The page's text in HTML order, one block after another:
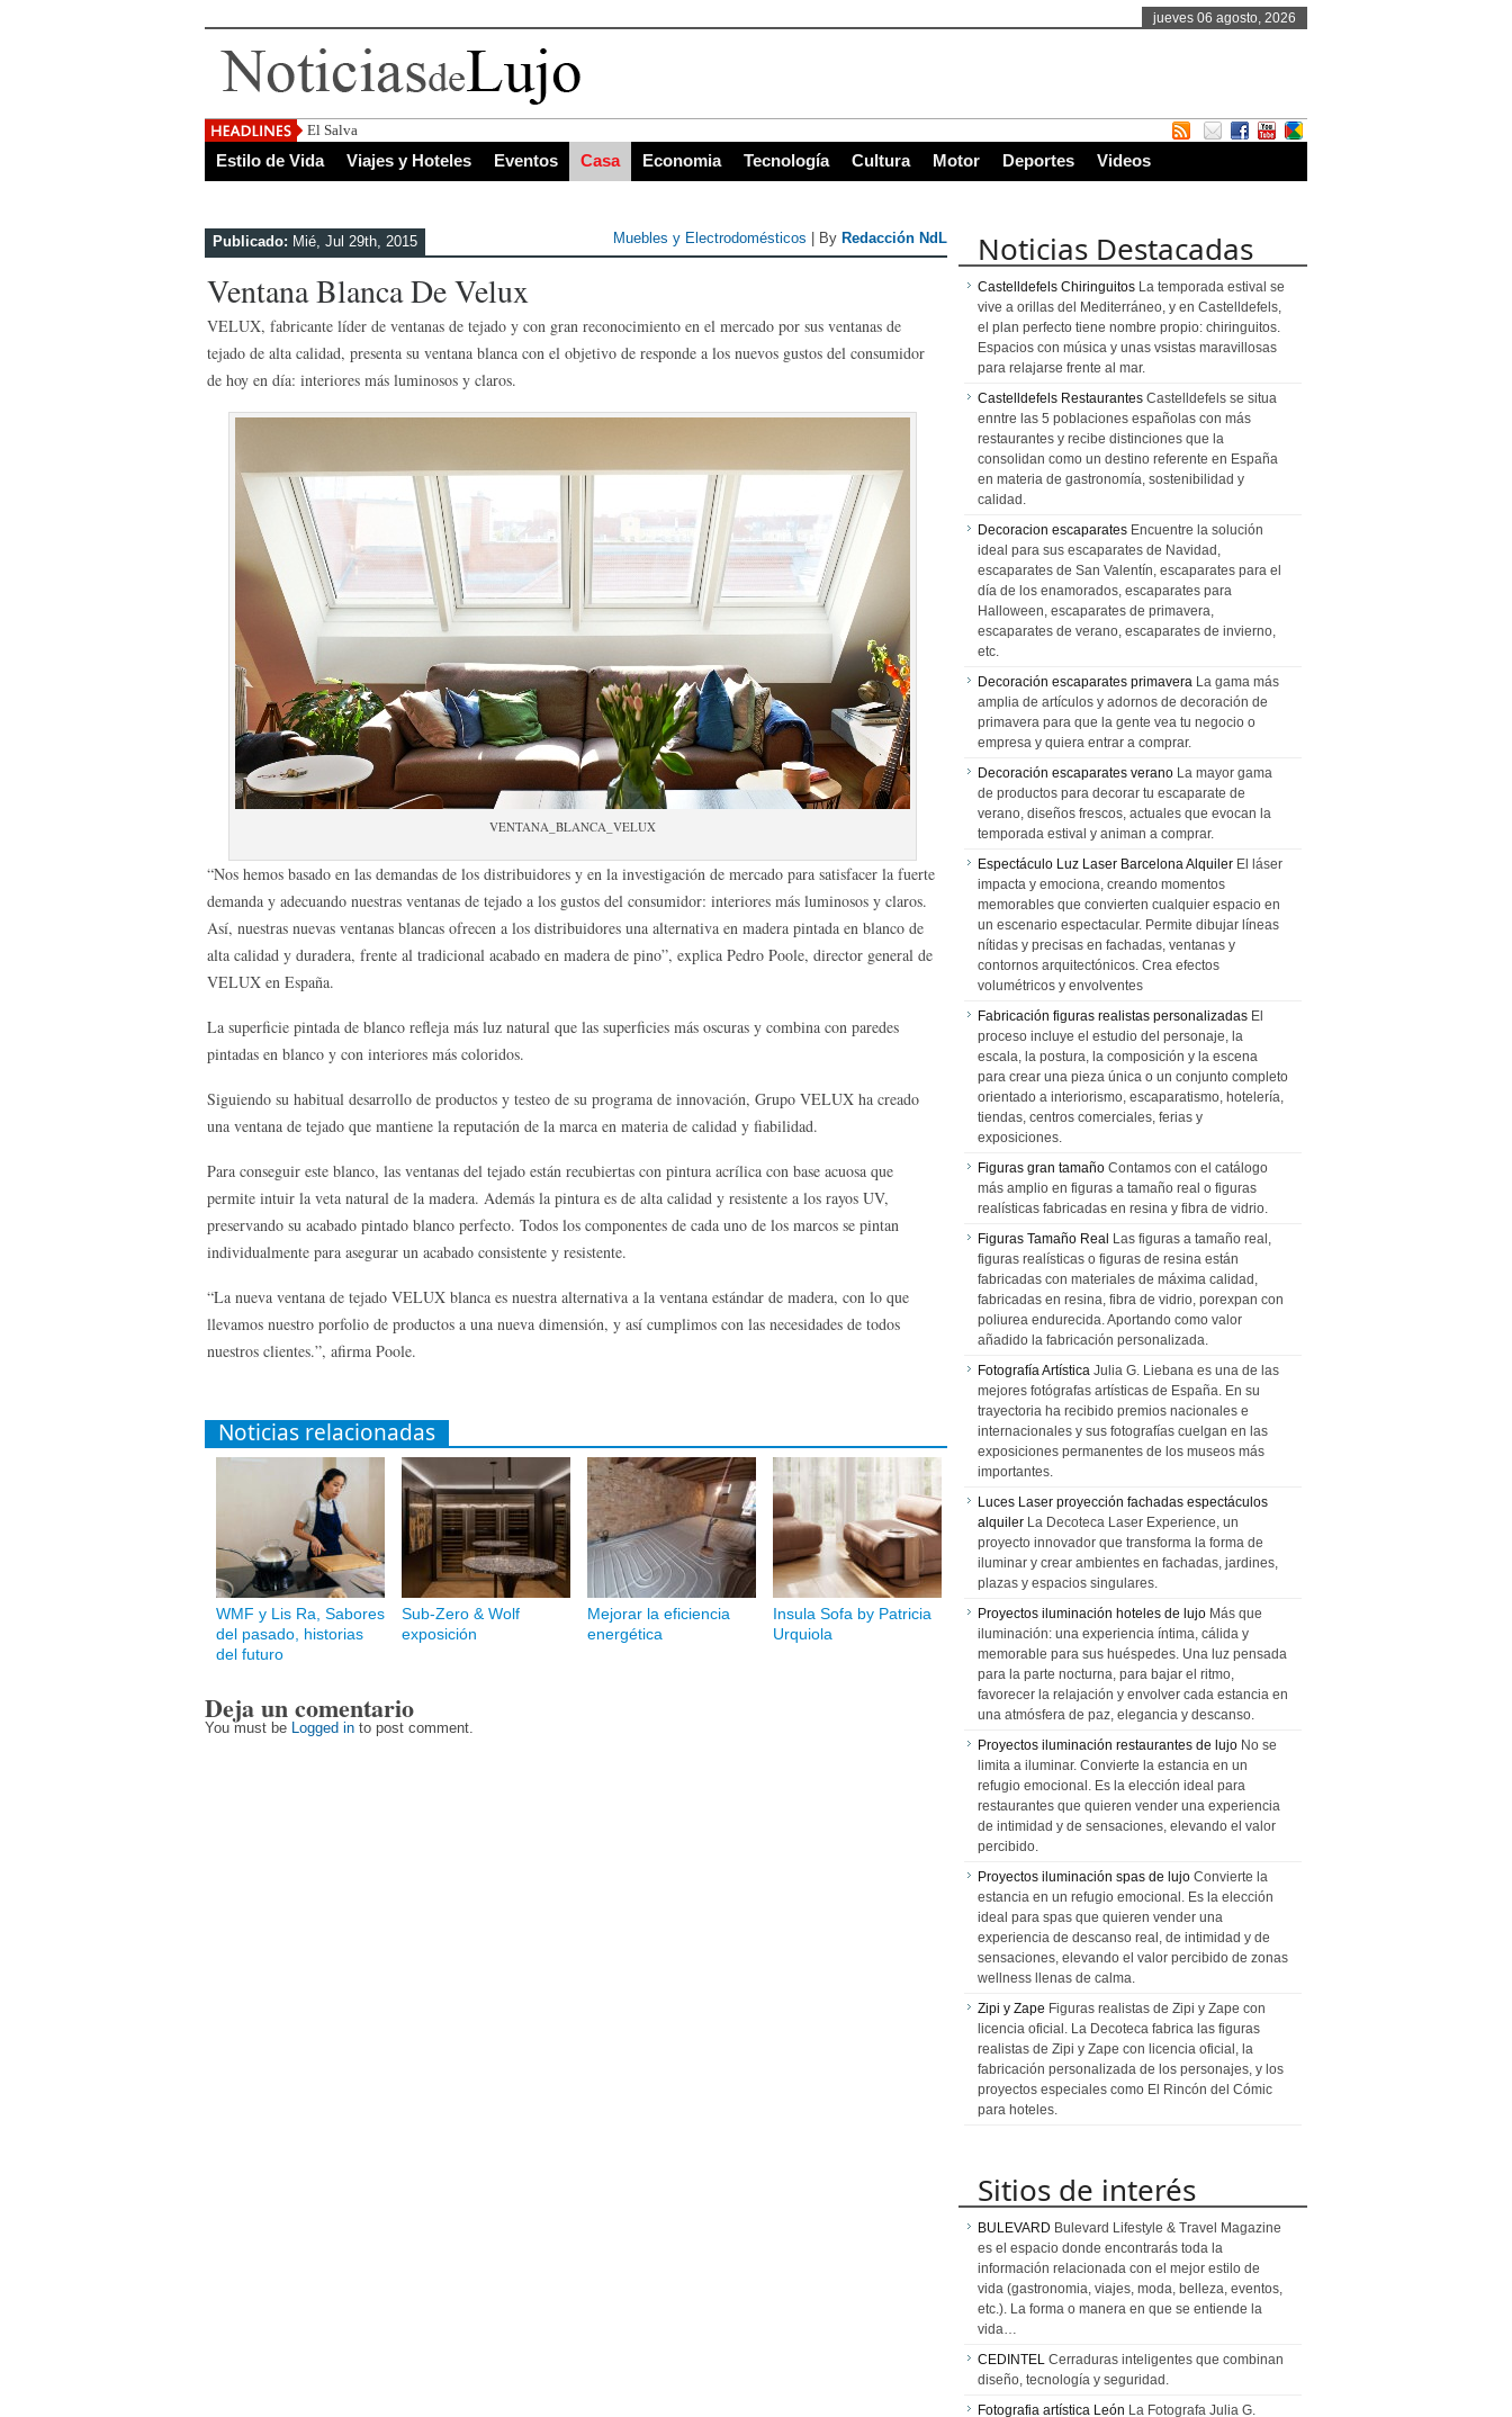
jueves 06 agosto, 2026
El Salvador, uno de los destinos con
Estilo de Vida Viajes y Hoteles Eventos Casa Economia Tecnología Cultura Motor Deportes Videos
Publicado: Mié, Jul 29th, 2015 Muebles y Electrodomésticos | By Redacción NdL
Ventana Blanca De Velux
VELUX, fabricante líder de ventanas de tejado y con gran reconocimiento en el mercado por sus ventanas de
tejado de alta calidad, presenta su ventana blanca con el objetivo de responde a los nuevos gustos del consumidor
de hoy en día: interiores más luminosos y claros.
VENTANA_BLANCA_VELUX
“Nos hemos basado en las demandas de los distribuidores y en la investigación de mercado para satisfacer la fuerte
demanda y adecuando nuestras ventanas de tejado a los gustos del consumidor: interiores más luminosos y claros.
Así, nuestras nuevas ventanas blancas ofrecen a los distribuidores una alternativa en madera pintada en blanco de
alta calidad y duradera, frente al tradicional acabado en madera de pino”, explica Pedro Poole, director general de
VELUX en España.
La superficie pintada de blanco refleja más luz natural que las superficies más oscuras y combina con paredes
pintadas en blanco y con interiores más coloridos.
Siguiendo su habitual desarrollo de productos y testeo de su programa de innovación, Grupo VELUX ha creado
una ventana de tejado que mantiene la reputación de la marca en materia de calidad y fiabilidad.
Para conseguir este blanco, las ventanas del tejado están recubiertas con pintura acrílica con base acuosa que
permite intuir la veta natural de la madera. Además la pintura es de alta calidad y resistente a los rayos UV,
preservando su acabado pintado blanco perfecto. Todos los componentes de cada uno de los marcos se pintan
individualmente para asegurar un acabado consistente y resistente.
“La nueva ventana de tejado VELUX blanca es nuestra alternativa a la ventana estándar de madera, con lo que
llevamos nuestro porfolio de productos a una nueva dimensión, y así cumplimos con las necesidades de todos
nuestros clientes.”, afirma Poole.
Noticias relacionadas
WMF y Lis Ra, Sabores
del pasado, historias
del futuro
Sub-Zero & Wolf
exposición
Mejorar la eficiencia
energética
Insula Sofa by Patricia
Urquiola
Deja un comentario
You must be Logged in to post comment.
Noticias Destacadas
Castelldefels Chiringuitos La temporada estival se
vive a orillas del Mediterráneo, y en Castelldefels,
el plan perfecto tiene nombre propio: chiringuitos.
Espacios con música y unas vsistas maravillosas
para relajarse frente al mar.
Castelldefels Restaurantes Castelldefels se situa
enntre las 5 poblaciones españolas con más
restaurantes y recibe distinciones que la
consolidan como un destino referente en España
en materia de gastronomía, sostenibilidad y
calidad.
Decoracion escaparates Encuentre la solución
ideal para sus escaparates de Navidad,
escaparates de San Valentín, escaparates para el
día de los enamorados, escaparates para
Halloween, escaparates de primavera,
escaparates de verano, escaparates de invierno,
etc.
Decoración escaparates primavera La gama más
amplia de artículos y adornos de decoración de
primavera para que la gente vea tu negocio o
empresa y quiera entrar a comprar.
Decoración escaparates verano La mayor gama
de productos para decorar tu escaparate de
verano, diseños frescos, actuales que evocan la
temporada estival y animan a comprar.
Espectáculo Luz Laser Barcelona Alquiler El láser
impacta y emociona, creando momentos
memorables que convierten cualquier espacio en
un escenario espectacular. Permite dibujar líneas
nítidas y precisas en fachadas, ventanas y
contornos arquitectónicos. Crea efectos
volumétricos y envolventes
Fabricación figuras realistas personalizadas El
proceso incluye el estudio del personaje, la
escala, la postura, la composición y la escena
para crear una pieza única o un conjunto completo
orientado a interiorismo, escaparatismo, hotelería,
tiendas, centros comerciales, ferias y
exposiciones.
Figuras gran tamaño Contamos con el catálogo
más amplio en figuras a tamaño real o figuras
realísticas fabricadas en resina y fibra de vidrio.
Figuras Tamaño Real Las figuras a tamaño real,
figuras realísticas o figuras de resina están
fabricadas con materiales de máxima calidad,
fabricadas en resina, fibra de vidrio, porexpan con
poliurea endurecida. Aportando como valor
añadido la fabricación personalizada.
Fotografía Artística Julia G. Liebana es una de las
mejores fotógrafas artísticas de España. En su
trayectoria ha recibido premios nacionales e
internacionales y sus fotografías cuelgan en las
exposiciones permanentes de los museos más
importantes.
Luces Laser proyección fachadas espectáculos
alquiler La Decoteca Laser Experience, un
proyecto innovador que transforma la forma de
iluminar y crear ambientes en fachadas, jardines,
plazas y espacios singulares.
Proyectos iluminación hoteles de lujo Más que
iluminación: una experiencia íntima, cálida y
memorable para sus huéspedes. Una luz pensada
para la parte nocturna, para bajar el ritmo,
favorecer la relajación y envolver cada estancia en
una atmósfera de paz, elegancia y descanso.
Proyectos iluminación restaurantes de lujo No se
limita a iluminar. Convierte la estancia en un
refugio emocional. Es la elección ideal para
restaurantes que quieren vender una experiencia
de intimidad y de sensaciones, elevando el valor
percibido.
Proyectos iluminación spas de lujo Convierte la
estancia en un refugio emocional. Es la elección
ideal para spas que quieren vender una
experiencia de descanso real, de intimidad y de
sensaciones, elevando el valor percibido de zonas
wellness llenas de calma.
Zipi y Zape Figuras realistas de Zipi y Zape con
licencia oficial. La Decoteca fabrica las figuras
realistas de Zipi y Zape con licencia oficial, la
fabricación personalizada de los personajes, y los
proyectos especiales como El Rincón del Cómic
para hoteles.
Sitios de interés
BULEVARD Bulevard Lifestyle & Travel Magazine
es el espacio donde encontrarás toda la
información relacionada con el mejor estilo de
vida (gastronomia, viajes, moda, belleza, eventos,
etc.). La forma o manera en que se entiende la
vida…
CEDINTEL Cerraduras inteligentes que combinan
diseño, tecnología y seguridad.
Fotografia artística León La Fotografa Julia G.